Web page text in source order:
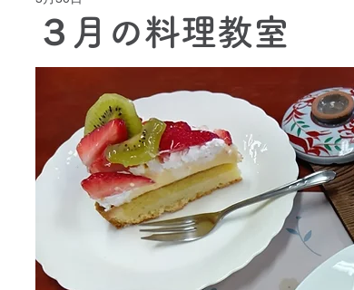
３月の料理教室